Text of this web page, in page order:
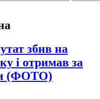
збив на
і отримав за
(ФОТО)